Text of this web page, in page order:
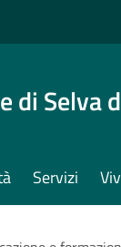
di Selva
Servizi